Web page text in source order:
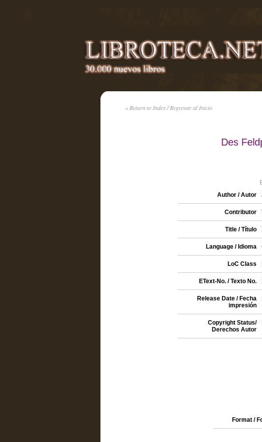
« Return to Index / Regresar al Inicio
Des
Author / Autor
Contributor
Title / Título
Language / Idioma
LoC Class
EText-No. / Texto No.
Release Date / Fecha
impresión
Copyright Status/
Derechos Autor
Format /